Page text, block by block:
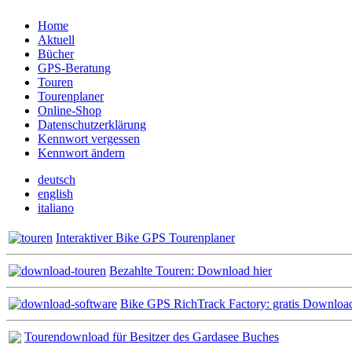
Home
Aktuell
Bücher
GPS-Beratung
Touren
Tourenplaner
Online-Shop
Datenschutzerklärung
Kennwort vergessen
Kennwort ändern
deutsch
english
italiano
Interaktiver Bike GPS Tourenplaner
Bezahlte Touren: Download hier
Bike GPS RichTrack Factory: gratis
Tourendownload für Besitzer des Gardasee Buches